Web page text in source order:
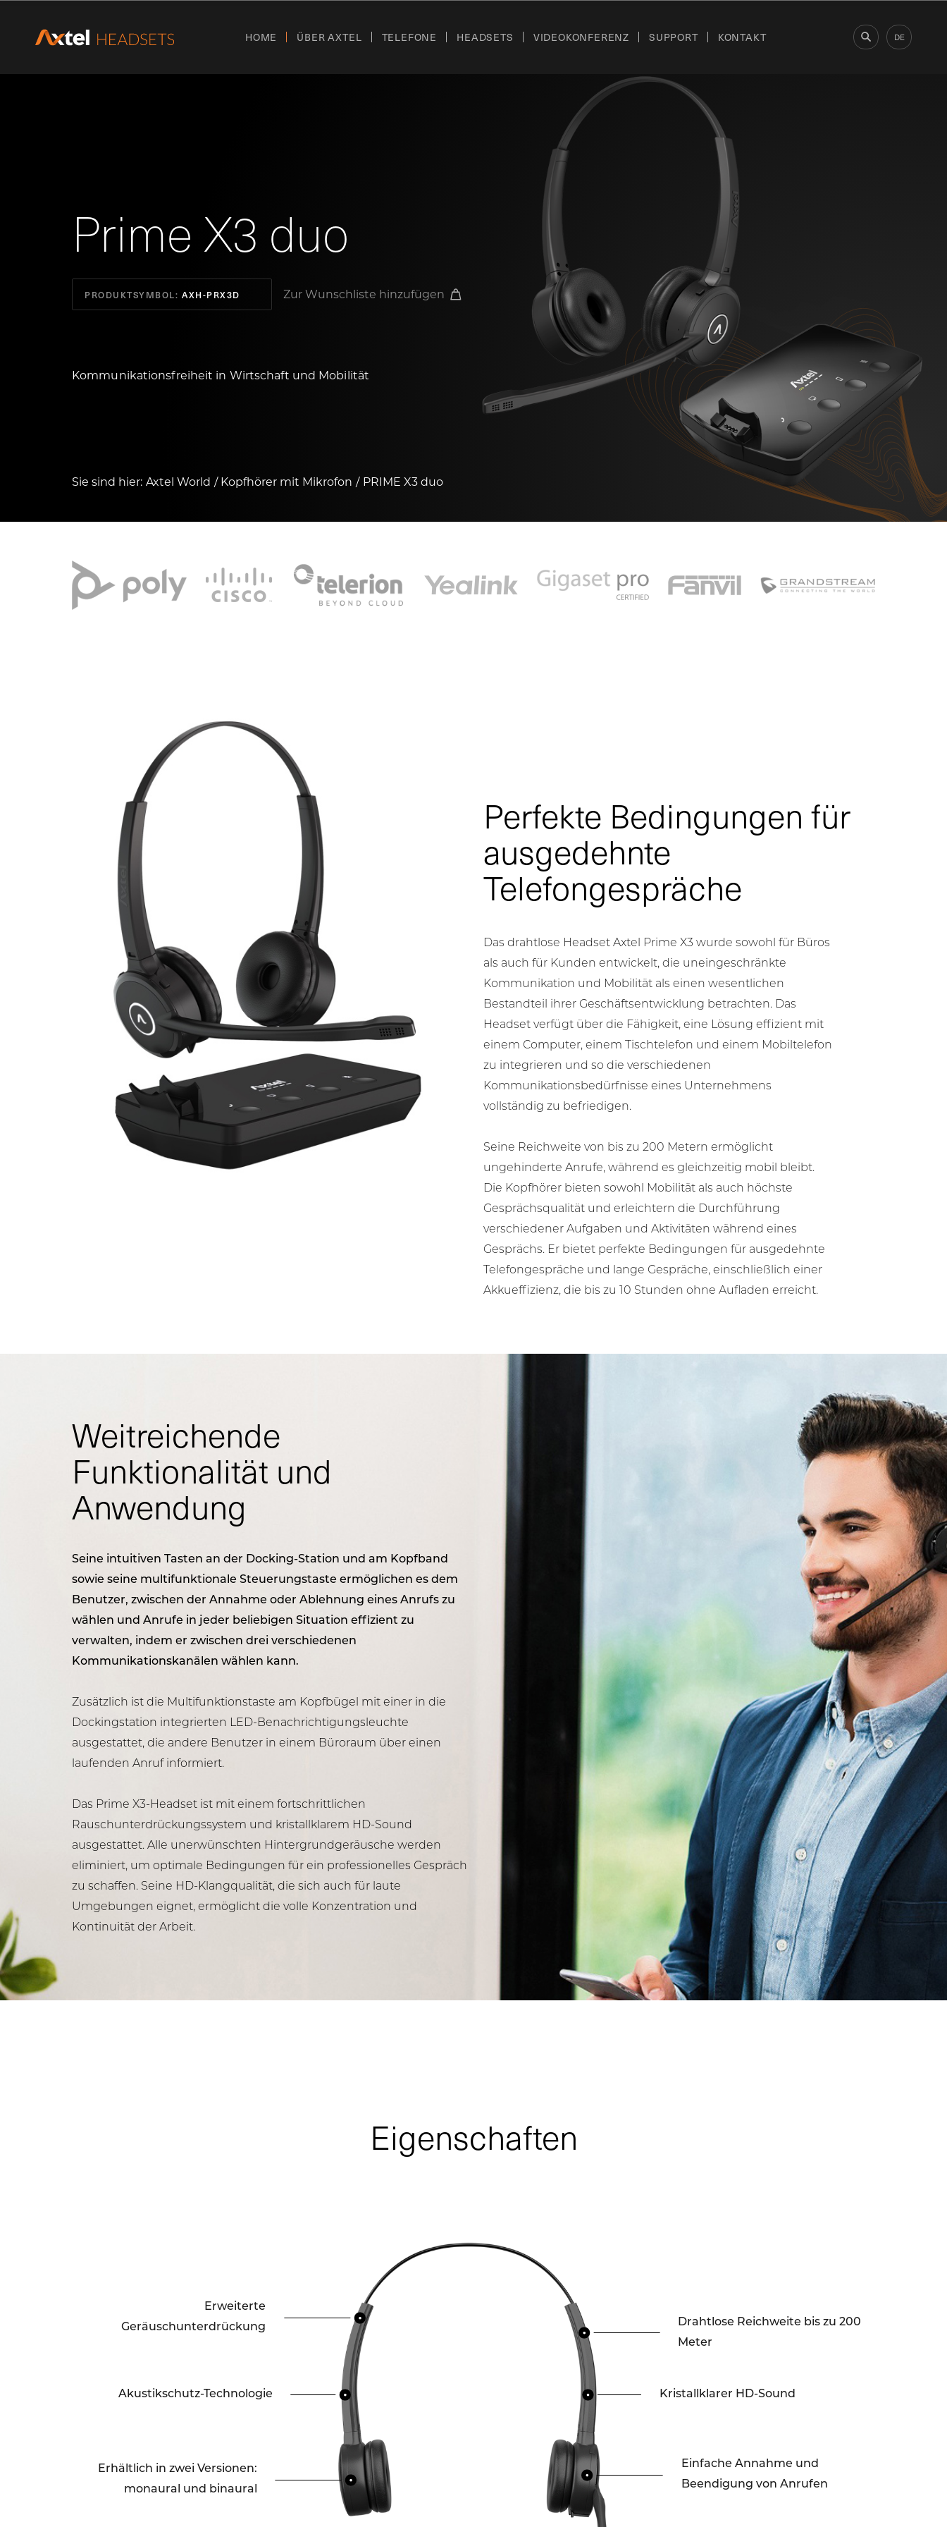
HOME ÜBER AXTEL TELEFONE HEADSETS VIDEOKONFERENZ SUPPORT KONTAKT DE
Prime X3 duo
PRODUKTSYMBOL: AXH-PRX3D Zur Wunschliste hinzufügen
Kommunikationsfreiheit in Wirtschaft und Mobilität
Sie sind hier: Axtel World Kopfhörer mit Mikrofon PRIME X3 duo
Perfekte Bedingungen für
ausgedehnte
Telefongespräche
Das drahtlose Headset Axtel Prime X3 wurde sowohl für Büros
als auch für Kunden entwickelt, die uneingeschränkte
Kommunikation und Mobilität als einen wesentlichen
Bestandteil ihrer Geschäftsentwicklung betrachten. Das
Headset verfügt über die Fähigkeit, eine Lösung effizient mit
einem Computer, einem Tischtelefon und einem Mobiltelefon
zu integrieren und so die verschiedenen
Kommunikationsbedürfnisse eines Unternehmens
vollständig zu befriedigen.
Seine Reichweite von bis zu 200 Metern ermöglicht
ungehinderte Anrufe, während es gleichzeitig mobil bleibt.
Die Kopfhörer bieten sowohl Mobilität als auch höchste
Gesprächsqualität und erleichtern die Durchführung
verschiedener Aufgaben und Aktivitäten während eines
Gesprächs. Er bietet perfekte Bedingungen für ausgedehnte
Telefongespräche und lange Gespräche, einschließlich einer
Akkueffizienz, die bis zu 10 Stunden ohne Aufladen erreicht.
Weitreichende
Funktionalität und
Anwendung
Seine intuitiven Tasten an der Docking-Station und am Kopfband
sowie seine multifunktionale Steuerungstaste ermöglichen es dem
Benutzer, zwischen der Annahme oder Ablehnung eines Anrufs zu
wählen und Anrufe in jeder beliebigen Situation effizient zu
verwalten, indem er zwischen drei verschiedenen
Kommunikationskanälen wählen kann.
Zusätzlich ist die Multifunktionstaste am Kopfbügel mit einer in die
Dockingstation integrierten LED-Benachrichtigungsleuchte
ausgestattet, die andere Benutzer in einem Büroraum über einen
laufenden Anruf informiert.
Das Prime X3-Headset ist mit einem fortschrittlichen
Rauschunterdrückungssystem und kristallklarem HD-Sound
ausgestattet. Alle unerwünschten Hintergrundgeräusche werden
eliminiert, um optimale Bedingungen für ein professionelles Gespräch
zu schaffen. Seine HD-Klangqualität, die sich auch für laute
Umgebungen eignet, ermöglicht die volle Konzentration und
Kontinuität der Arbeit.
Eigenschaften
Drahtlose Reichweite bis zu 200
Meter
Akustikschutz-Technologie
Erweiterte
Geräuschunterdrückung
Kristallklarer HD-Sound
Einfache Annahme und
Beendigung von Anrufen
Erhältlich in zwei Versionen:
monaural und binaural